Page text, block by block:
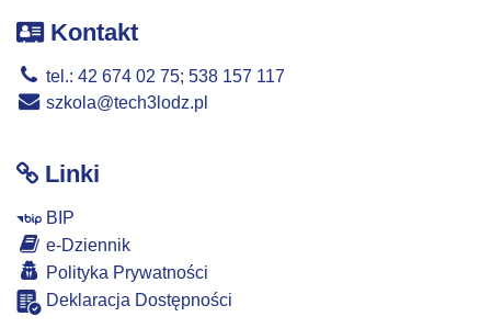
Kontakt
tel.: 42 674 02 75; 538 157 117
szkola@tech3lodz.pl
Linki
BIP
e-Dziennik
Polityka Prywatności
Deklaracja Dostępności